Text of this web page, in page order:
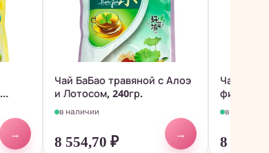
→
Чай БаБао травяной с Алоэ
и Лотосом, 240гр.
в наличии
8 554,70 ₽
→
Чай
фиником
в наличии
8